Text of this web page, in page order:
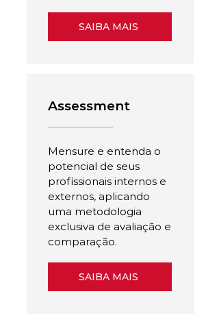
SAIBA MAIS
Assessment
Mensure e entenda o
potencial de seus
profissionais internos e
externos, aplicando
uma metodologia
exclusiva de avaliação e
comparação.
SAIBA MAIS